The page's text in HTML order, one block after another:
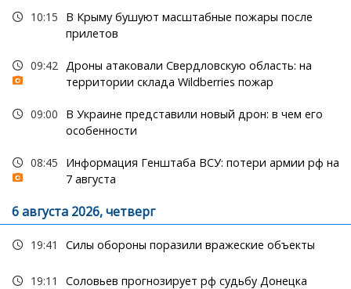
10:15
В Крыму бушуют масштабные пожары после
прилетов
09:42
Дроны атаковали Свердловскую область: на
территории склада Wildberries пожар
09:00
В Украине представили новый дрон: в чем его
особенности
08:45
Информация Генштаба ВСУ: потери армии рф на
7 августа
6 августа 2026, четверг
19:41 Силы обороны поразили вражеские объекты
19:11 Соловьев прогнозирует рф судьбу Донецка